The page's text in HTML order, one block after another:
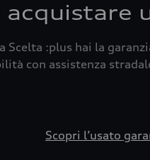
acquistare
Scelta :plus hai la
con assistenza
Scopri l’usato